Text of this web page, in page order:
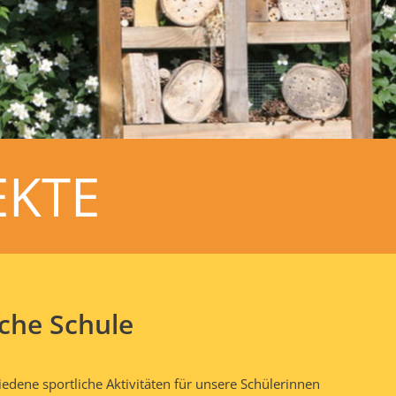
Schule
sportliche Aktivitäten für unsere Schülerinnen